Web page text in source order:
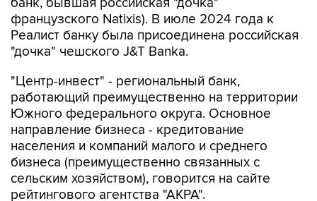
французского Natixis). В июле 2024 года к
Реалист банку была присоединена российская
"дочка" чешского J&T Banka.
"Центр-инвест" - региональный банк,
работающий преимущественно на территории
Южного федерального округа. Основное
направление бизнеса - кредитование
населения и компаний малого и среднего
бизнеса (преимущественно связанных с
сельским хозяйством), говорится на сайте
рейтингового агентства "АКРА".